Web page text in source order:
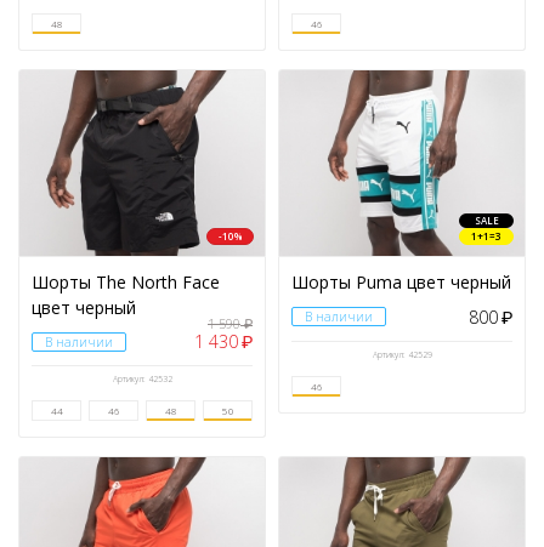
48 46
-10%
Шорты The North Face
цвет черный
В наличии
1 590₽
1 430₽
Артикул: 42532
44 46 48 50
SALE
1+1=3
Шорты Puma цвет черный
В наличии 800₽
Артикул: 42529
46